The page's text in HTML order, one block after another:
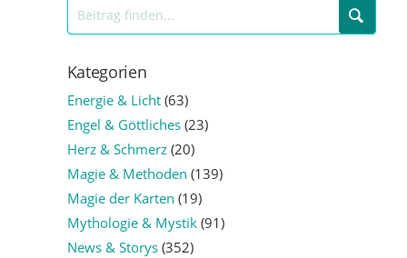
Kategorien
Energie & Licht(63)
Engel & Göttliches(23)
Herz & Schmerz(20)
Magie & Methoden (139)
Magie der Karten (19)
Mythologie & Mystik(91)
News & Storys(352)